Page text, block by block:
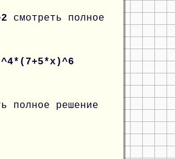
смотреть полное
полное решение